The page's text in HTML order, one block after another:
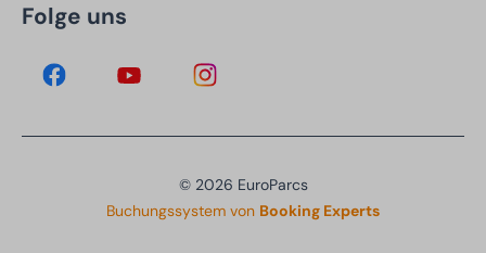
Folge uns
© 2026 EuroParcs
Buchungssystem von Booking Experts